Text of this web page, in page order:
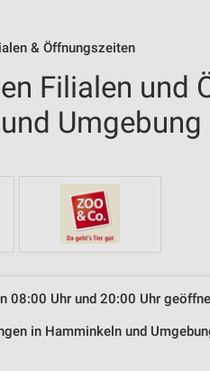
& Öffnungszeiten
Filialen und
Umgebung
08:00 Uhr und 20:00 Uhr
in Hamminkeln und